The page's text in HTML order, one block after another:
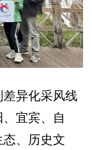
异化采风线
宜宾、自
、历史文